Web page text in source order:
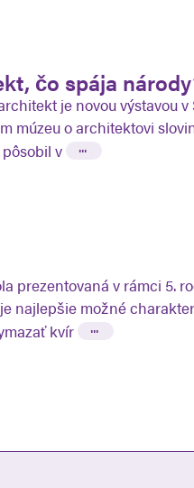
čo spája
je novou výstavou v
múzeu o architektovi
v
...
prezentovaná v rámci 5.
najlepšie možné
kvír
...